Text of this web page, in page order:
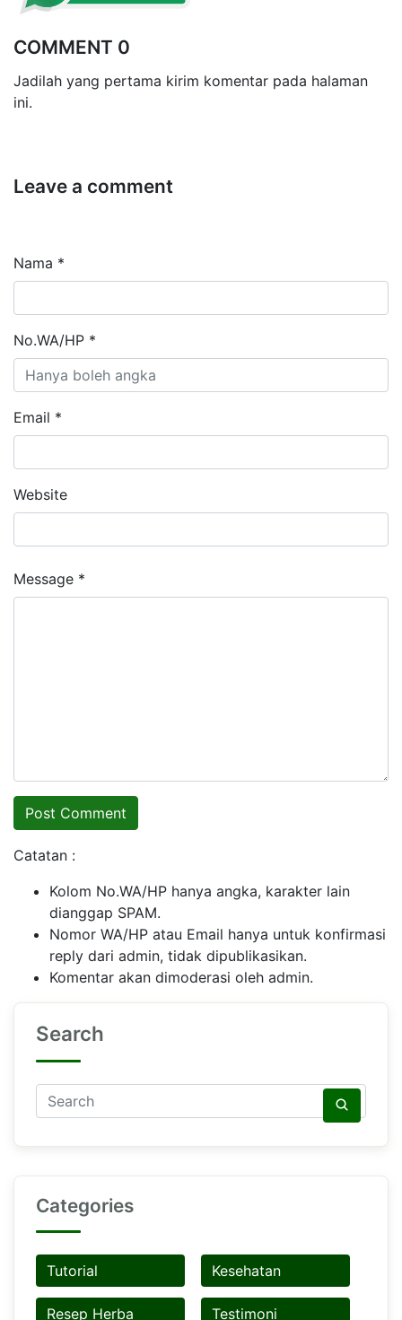
COMMENT 0
Jadilah yang pertama kirim komentar pada halaman
ini.
Leave a comment
Nama *
No.WA/HP *
Email *
Website
Message *
Catatan :
Kolom No.WA/HP hanya angka, karakter lain
dianggap SPAM.
Nomor WA/HP atau Email hanya untuk konfirmasi
reply dari admin, tidak dipublikasikan.
Komentar akan dimoderasi oleh admin.
Search
Categories
Tutorial Kesehatan
Resep Herba Testimoni